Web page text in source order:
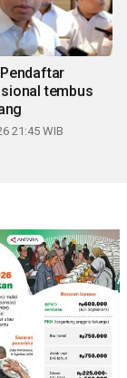
tembus
21:45 WIB